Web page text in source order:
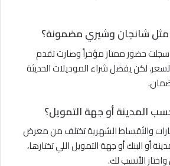
مثل شانجان وشيري مضمونة؟
سجلت حضور ممتاز مؤخراً وصارت تقدم
لكن يفضل شراء الموديلات الحديثة
المدينة أو جهة التمويل؟
والأقساط الشهرية تختلف من معرض
البنك أو جهة التمويل اللي تختارها،
الأنسب لك.